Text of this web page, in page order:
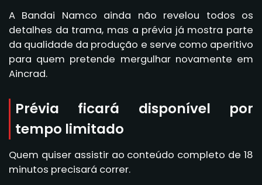
A Bandai Namco ainda não revelou todos os
detalhes da trama, mas a prévia já mostra parte
da qualidade da produção e serve como aperitivo
para quem pretende mergulhar novamente em
Aincrad.
Prévia ficará disponível por
tempo limitado
Quem quiser assistir ao conteúdo completo de 18
minutos precisará correr.